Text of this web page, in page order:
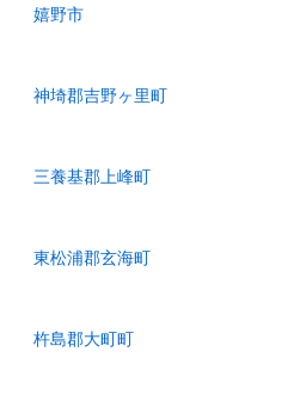
嬉野市
神埼郡吉野ヶ里町
三養基郡上峰町
東松浦郡玄海町
杵島郡大町町